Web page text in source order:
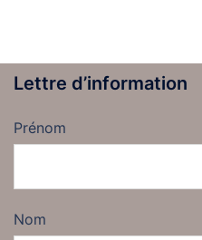
Lettre d’information
Prénom
Nom